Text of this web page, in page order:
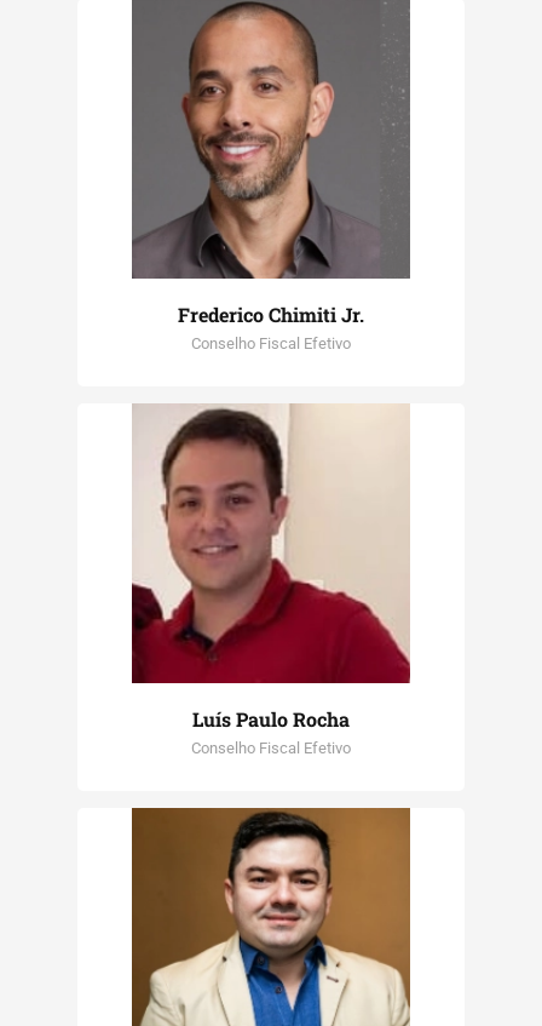
Frederico Chimiti Jr.
Conselho Fiscal Efetivo
Luís Paulo Rocha
Conselho Fiscal Efetivo